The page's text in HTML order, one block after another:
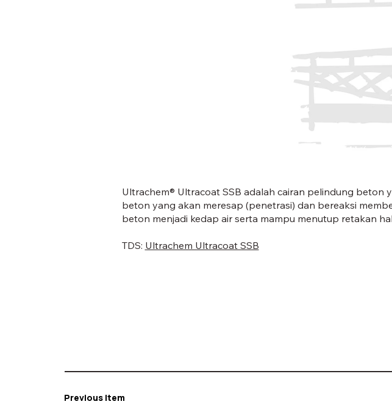
Ultrachem® Ultracoat SSB adalah cairan pelindung
beton yang akan meresap (penetrasi) dan bereaksi
beton menjadi kedap air serta mampu menutup retakan
TDS: Ultrachem Ultracoat SSB
Previous Item